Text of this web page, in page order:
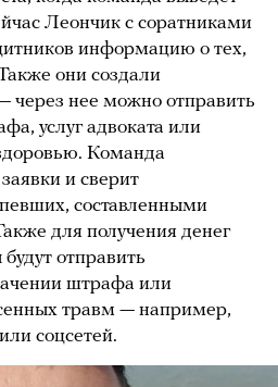
Леончик с соратниками
информацию о тех,
они создали
через нее можно отправить
услуг адвоката или
Команда
и сверит
составленными
для получения денег
отправить
штрафа или
травм — например,
соцсетей.